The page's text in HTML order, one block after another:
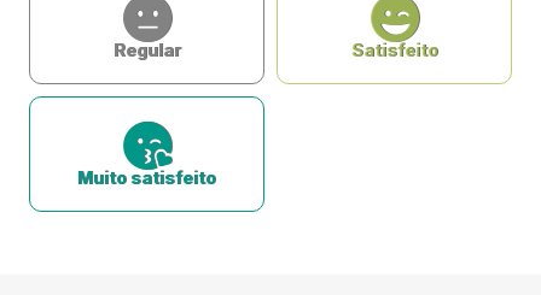
Regular Satisfeito
Muito satisfeito